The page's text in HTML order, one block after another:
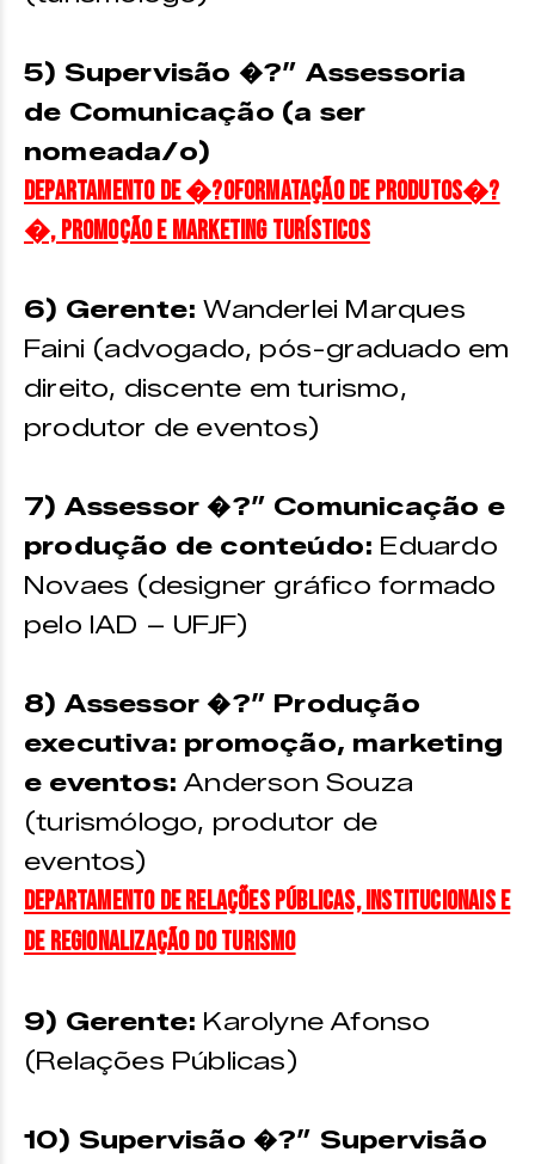
5) Supervisão �?” Assessoria
de Comunicação (a ser
nomeada/o)
Departamento de �?oformatação de produtos�?
�, promoção e marketing turísticos
6) Gerente:Wanderlei Marques
Faini (advogado, pós-graduado em
direito, discente em turismo,
produtor de eventos)
7) Assessor �?” Comunicação e
produção de conteúdo: Eduardo
Novaes (designer gráfico formado
pelo IAD – UFJF)
8) Assessor �?” Produção
executiva: promoção, marketing
e eventos: Anderson Souza
(turismólogo, produtor de
eventos)
Departamento de relações públicas, institucionais e
de regionalização do turismo
9) Gerente: Karolyne Afonso
(Relações Públicas)
10) Supervisão �?” Supervisão